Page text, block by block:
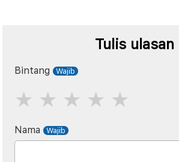
Tulis ulasan
Bintang
Nama